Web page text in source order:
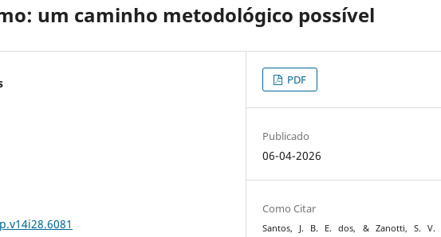
um caminho metodológico possível
PDF
Publicado
06-04-2026
Como Citar
Santos, J. B. E. dos, & Zanotti, S. V.